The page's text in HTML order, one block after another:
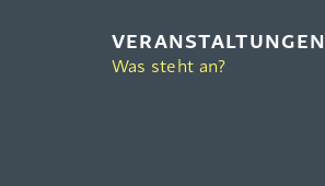
VERANSTALTUNGEN
Was steht an?